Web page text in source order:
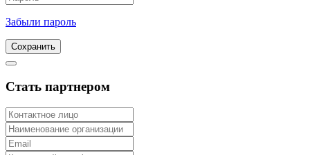
Забыли пароль
Сохранить
Стать партнером